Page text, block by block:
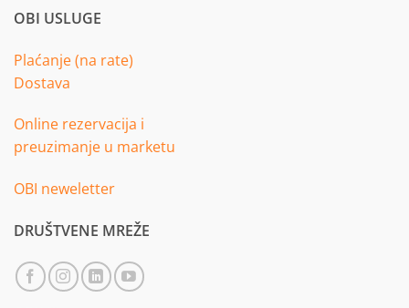
OBI USLUGE
Plaćanje (na rate)
Dostava
Online rezervacija i
preuzimanje u marketu
OBI neweletter
DRUŠTVENE MREŽE